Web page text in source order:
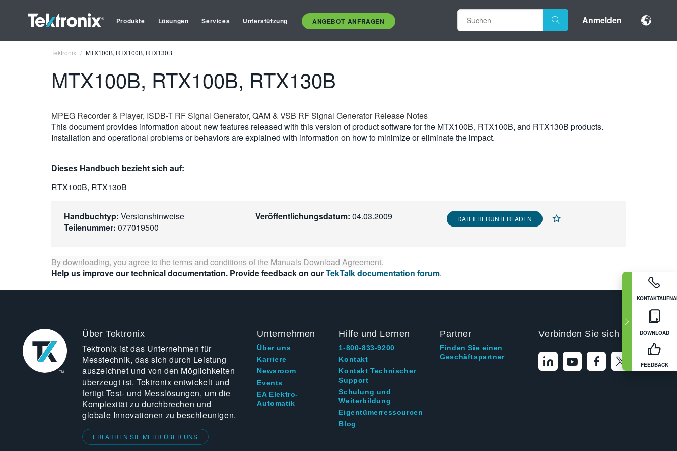
Produkte Lösungen Services Unterstützung ANGEBOT ANFRAGEN Anmelden
DOWNLOAD
FEEDBACK
Tektronix MTX100B, RTX100B, RTX130B
MTX100B, RTX100B, RTX130B
MPEG Recorder & Player, ISDB-T RF Signal Generator, QAM & VSB RF Signal Generator Release Notes
This document provides information about new features released with this version of product software for the MTX100B, RTX100B, and RTX130B products.
Installation and operational problems or behaviors are explained with information on how to minimize or eliminate the impact.
Dieses Handbuch bezieht sich auf:
RTX100B, RTX130B
Handbuchtyp: Versionshinweise
Teilenummer: 077019500
Veröffentlichungsdatum: 04.03.2009 DATEI HERUNTERLADEN
By downloading, you agree to the terms and conditions of the Manuals Download Agreement.
Help us improve our technical documentation. Provide feedback on ourTekTalk documentation forum.
Über Tektronix
Tektronix ist das Unternehmen für
Messtechnik, das sich durch Leistung
auszeichnet und von den Möglichkeiten
überzeugt ist. Tektronix entwickelt und
fertigt Test- und Messlösungen, um die
Komplexität zu durchbrechen und
globale Innovationen zu beschleunigen.
ERFAHREN SIE MEHR ÜBER UNS
Unternehmen
Über uns
Karriere
Newsroom
Events
EA Elektro-
Automatik
Hilfe und Lernen
1-800-833-9200
Kontakt
Kontakt Technischer
Support
Schulung und
Weiterbildung
Eigentümerressourcen
Blog
Partner
Finden Sie einen
Geschäftspartner
Verbinden Sie sich mit uns